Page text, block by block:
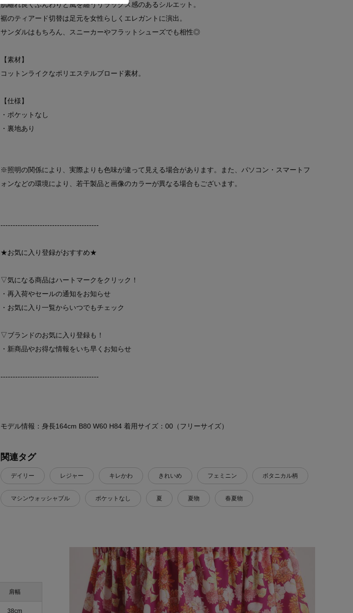
肌離れ良くふんわりと風を纏うリラックス感のあるシルエット。
裾のティアード切替は足元を女性らしくエレガントに演出。
サンダルはもちろん、スニーカーやフラットシューズでも相性◎
【素材】
コットンライクなポリエステルブロード素材。
【仕様】
・ポケットなし
・裏地あり
※照明の関係により、実際よりも色味が違って見える場合があります。また、パソコン・スマートフ
ォンなどの環境により、若干製品と画像のカラーが異なる場合もございます。
----------------------------------------
★お気に入り登録がおすすめ★
▽気になる商品はハートマークをクリック！
・再入荷やセールの通知をお知らせ
・お気に入り一覧からいつでもチェック
▽ブランドのお気に入り登録も！
・新商品やお得な情報をいち早くお知らせ
----------------------------------------
モデル情報：身長164cm B80 W60 H84 着用サイズ：00（フリーサイズ）
関連タグ
デイリー レジャー キレかわ きれいめ フェミニン ボタニカル柄
マシンウォッシャブル ポケットなし 夏 夏物 春夏物
肩幅
38cm